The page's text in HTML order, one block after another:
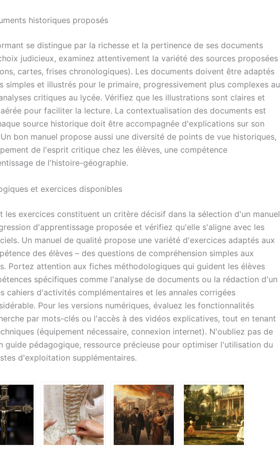
historiques proposés
se distingue par la richesse et la pertinence de ses documents
judicieux, examinez attentivement la variété des sources proposées
cartes, frises chronologiques). Les documents doivent être adaptés
simples et illustrés pour le primaire, progressivement plus complexes au
critiques au lycée. Vérifiez que les illustrations sont claires et
pour faciliter la lecture. La contextualisation des documents est
source historique doit être accompagnée d'explications sur son
bon manuel propose aussi une diversité de points de vue historiques,
de l'esprit critique chez les élèves, une compétence
de l'histoire-géographie.
et exercices disponibles
les exercices constituent un critère décisif dans la sélection d'un manuel
d'apprentissage proposée et vérifiez qu'elle s'aligne avec les
Un manuel de qualité propose une variété d'exercices adaptés aux
des élèves – des questions de compréhension simples aux
Portez attention aux fiches méthodologiques qui guident les élèves
spécifiques comme l'analyse de documents ou la rédaction d'un
cahiers d'activités complémentaires et les annales corrigées
Pour les versions numériques, évaluez les fonctionnalités
par mots-clés ou l'accès à des vidéos explicatives, tout en tenant
(équipement nécessaire, connexion internet). N'oubliez pas de
guide pédagogique, ressource précieuse pour optimiser l'utilisation du
d'exploitation supplémentaires.